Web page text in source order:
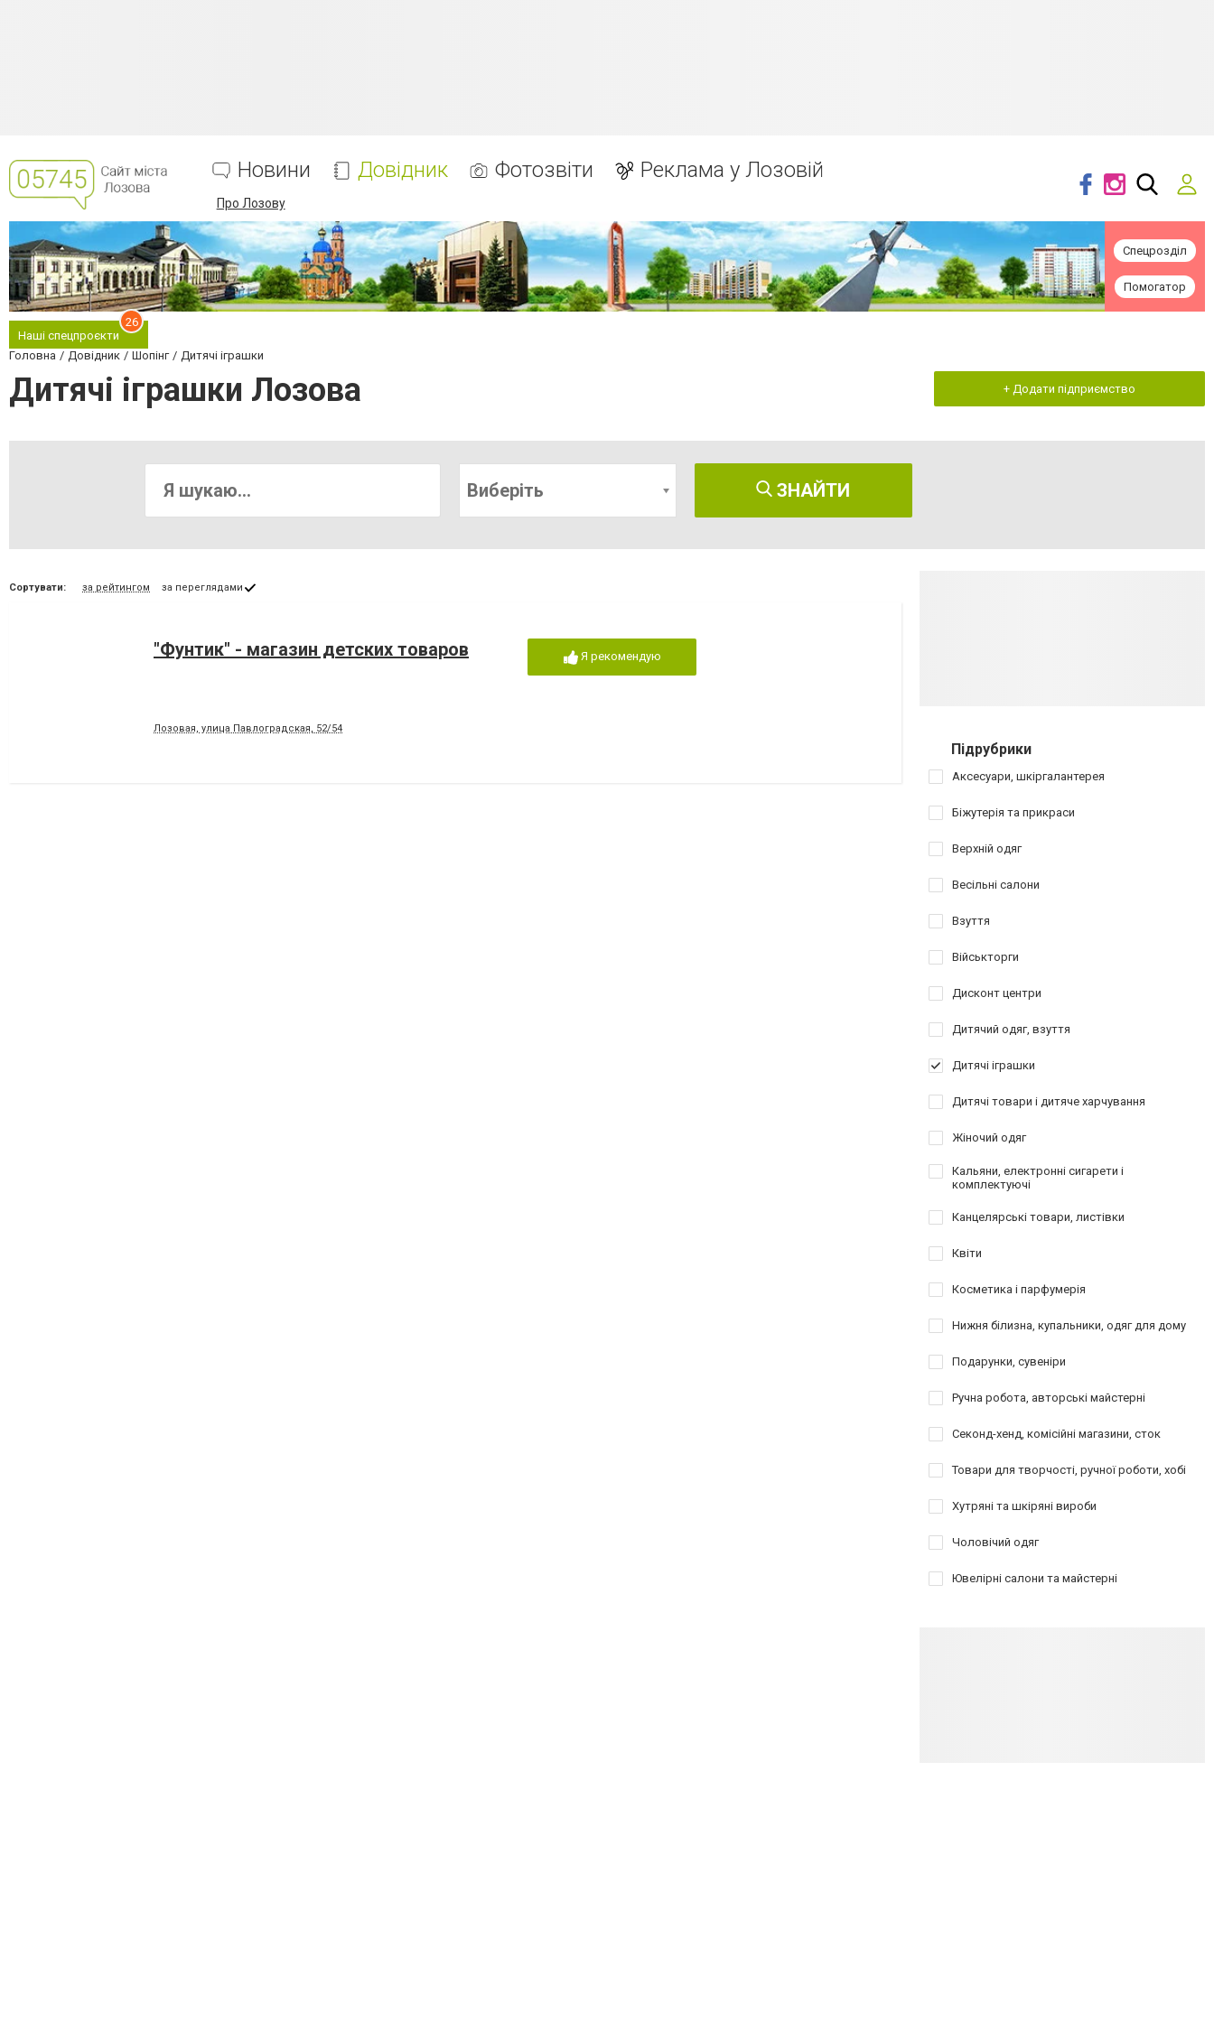
Новини Довідник Фотозвіти Реклама у Лозовій
Про Лозову
Спецрозділ
Помогатор
Наші спецпроєкти
26
Головна Довідник Шопінг Дитячі іграшки
Дитячі іграшки Лозова + Додати підприємство
Виберіть ЗНАЙТИ
Сортувати: за рейтингом за переглядами
"Фунтик" - магазин детских товаров
Лозовая, улица Павлоградская, 52/54
Я рекомендую
Підрубрики
Аксесуари, шкіргалантерея
Біжутерія та прикраси
Верхній одяг
Весільні салони
Взуття
Військторги
Дисконт центри
Дитячий одяг, взуття
Дитячі іграшки
Дитячі товари і дитяче харчування
Жіночий одяг
Кальяни, електронні сигарети і
комплектуючі
Канцелярські товари, листівки
Квіти
Косметика і парфумерія
Нижня білизна, купальники, одяг для дому
Подарунки, сувеніри
Ручна робота, авторські майстерні
Секонд-хенд, комісійні магазини, сток
Товари для творчості, ручної роботи, хобі
Хутряні та шкіряні вироби
Чоловічий одяг
Ювелірні салони та майстерні